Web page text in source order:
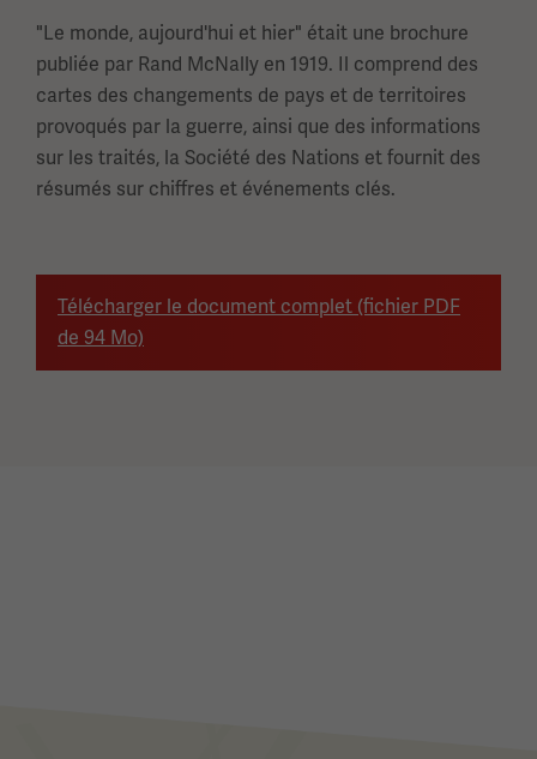
"Le monde, aujourd'hui et hier" était une brochure
publiée par Rand McNally en 1919. Il comprend des
cartes des changements de pays et de territoires
provoqués par la guerre, ainsi que des informations
sur les traités, la Société des Nations et fournit des
résumés sur chiffres et événements clés.
Télécharger le document complet (fichier PDF
de 94 Mo)